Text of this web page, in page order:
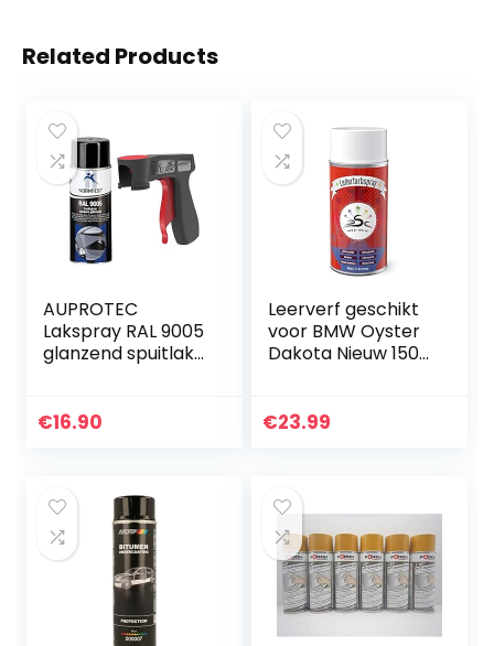
Related Products
AUPROTEC
Lakspray RAL 9005
glanzend spuitlak
1x originele
€16.90
Leerverf geschikt
voor BMW Oyster
Dakota Nieuw 150
Leather Colour
€23.99